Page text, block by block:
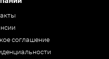
соглашение